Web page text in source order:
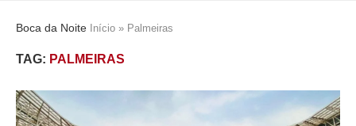
Boca da Noite Início » Palmeiras
TAG: PALMEIRAS